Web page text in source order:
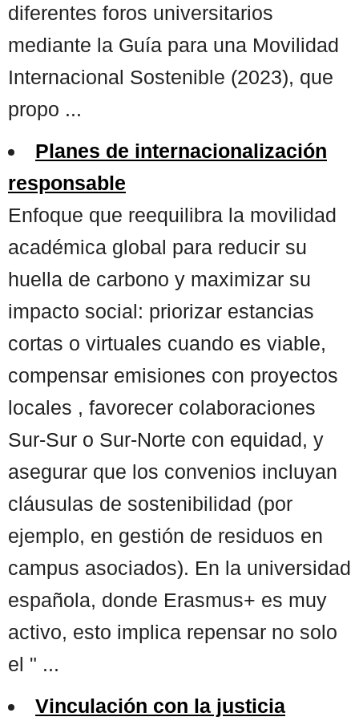
diferentes foros universitarios
mediante la Guía para una Movilidad
Internacional Sostenible (2023), que
propo ...
Planes de internacionalización
responsable
Enfoque que reequilibra la movilidad
académica global para reducir su
huella de carbono y maximizar su
impacto social: priorizar estancias
cortas o virtuales cuando es viable,
compensar emisiones con proyectos
locales , favorecer colaboraciones
Sur-Sur o Sur-Norte con equidad, y
asegurar que los convenios incluyan
cláusulas de sostenibilidad (por
ejemplo, en gestión de residuos en
campus asociados). En la universidad
española, donde Erasmus+ es muy
activo, esto implica repensar no solo
el " ...
Vinculación con la justicia